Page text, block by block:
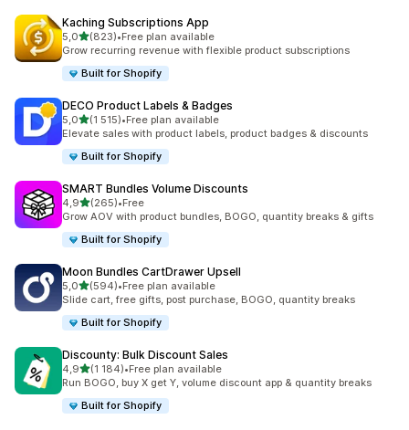
Kaching Subscriptions App
5,0/ 5 tähteä
(823)
823 arvostelua yhteensä
•Free plan available
Grow recurring revenue with flexible product subscriptions
Built for Shopify
DECO Product Labels & Badges
5,0/ 5 tähteä
(1 515)
1515 arvostelua yhteensä
•Free plan available
Elevate sales with product labels, product badges & discounts
Built for Shopify
SMART Bundles Volume Discounts
4,9/ 5 tähteä
(265)
265 arvostelua yhteensä
•Free
Grow AOV with product bundles, BOGO, quantity breaks & gifts
Built for Shopify
Moon Bundles CartDrawer Upsell
5,0/ 5 tähteä
(594)
594 arvostelua yhteensä
•Free plan available
Slide cart, free gifts, post purchase, BOGO, quantity breaks
Built for Shopify
Discounty: Bulk Discount Sales
4,9/ 5 tähteä
(1 184)
1184 arvostelua yhteensä
•Free plan available
Run BOGO, buy X get Y, volume discount app & quantity breaks
Built for Shopify